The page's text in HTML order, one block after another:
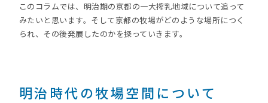
このコラムでは、明治期の京都の一大搾乳地域について追って
みたいと思います。そして京都の牧場がどのような場所につく
られ、その後発展したのかを探っていきます。
明治時代の牧場空間について